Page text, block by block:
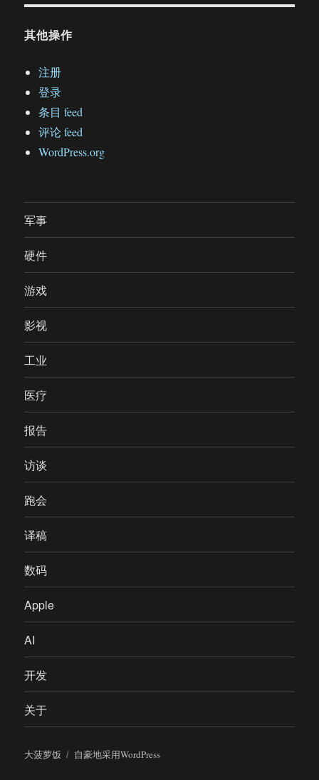
其他操作
注册
登录
条目 feed
评论 feed
WordPress.org
军事
硬件
游戏
影视
工业
医疗
报告
访谈
跑会
译稿
数码
Apple
AI
开发
关于
大菠萝饭 自豪地采用WordPress